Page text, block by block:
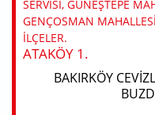
SERVISI, GÜNEŞTEPE
GENÇOSMAN
ILÇELER.
ATAKÖY 1.
BAKIRKÖY